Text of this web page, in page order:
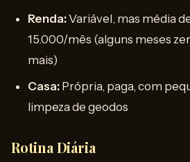
Renda:Variável, mas média
15.000/mês (alguns meses
mais)
Casa: Própria, paga, com
limpeza de geodos
Rotina Diária